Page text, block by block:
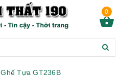
0
Ghế Tựa GT236B